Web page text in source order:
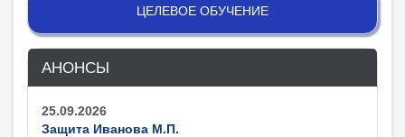
ЦЕЛЕВОЕ ОБУЧЕНИЕ
АНОНСЫ
25.09.2026
Защита Иванова М.П.